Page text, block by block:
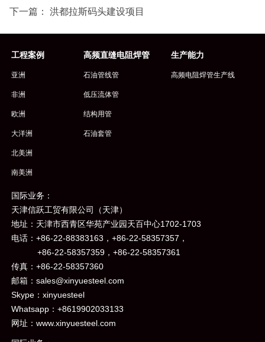
下一篇： 洪都拉斯码头建设项目
工程案例
亚洲
非洲
欧洲
大洋洲
北美洲
南美洲
高频直缝电阻焊管
石油管线管
低压流体管
结构用管
石油套管
生产能力
高频电阻焊管生产线
国际业务：
天津信跃工贸有限公司（天津）
地址：天津市西青区华苑产业园天百中心1702-1703
电话：+86-22-88383163，+86-22-58357357，
+86-22-58357359，+86-22-58357361
传真：+86-22-58357360
邮箱：sales@xinyuesteel.com
Skype：xinyuesteel
Whatsapp：+8619902033133
网址：www.xinyuesteel.com